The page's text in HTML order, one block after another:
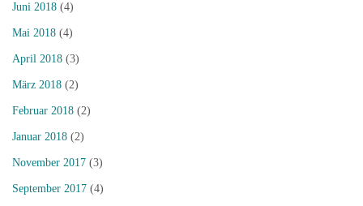
Juni 2018 (4)
Mai 2018 (4)
April 2018 (3)
März 2018 (2)
Februar 2018 (2)
Januar 2018 (2)
November 2017 (3)
September 2017 (4)